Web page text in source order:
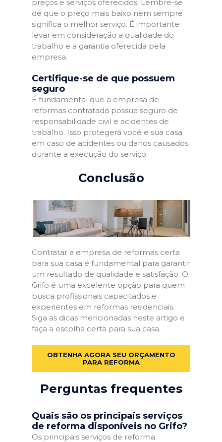
preços e serviços oferecidos. Lembre-se
de que o preço mais baixo nem sempre
significa o melhor serviço. É importante
levar em consideração a qualidade do
trabalho e a garantia oferecida pela
empresa.
Certifique-se de que possuem
seguro
É fundamental que a empresa de
reformas contratada possua seguro de
responsabilidade civil e acidentes de
trabalho. Isso protegerá você e sua casa
em caso de acidentes ou danos causados
durante a execução do serviço.
Conclusão
Contratar a empresa de reformas certa
para sua casa é fundamental para garantir
um resultado de qualidade e satisfação. O
Grifo é uma excelente opção para quem
busca profissionais capacitados e
experientes em reformas residenciais.
Siga as dicas mencionadas neste artigo e
faça a escolha certa para sua casa.
OBTENHA AGORA SEU ORÇAMENTO
PARA REFORMA
Perguntas frequentes
Quais são os principais serviços
de reforma disponíveis no Grifo?
Os principais serviços de reforma